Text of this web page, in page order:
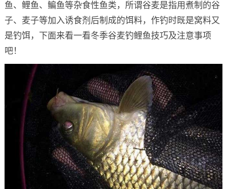
鱼、鲤鱼、鳊鱼等杂食性鱼类，所谓谷麦是指用煮制的谷
子、麦子等加入诱食剂后制成的饵料，作钓时既是窝料又
是钓饵，下面来看一看冬季谷麦钓鲤鱼技巧及注意事项
吧！